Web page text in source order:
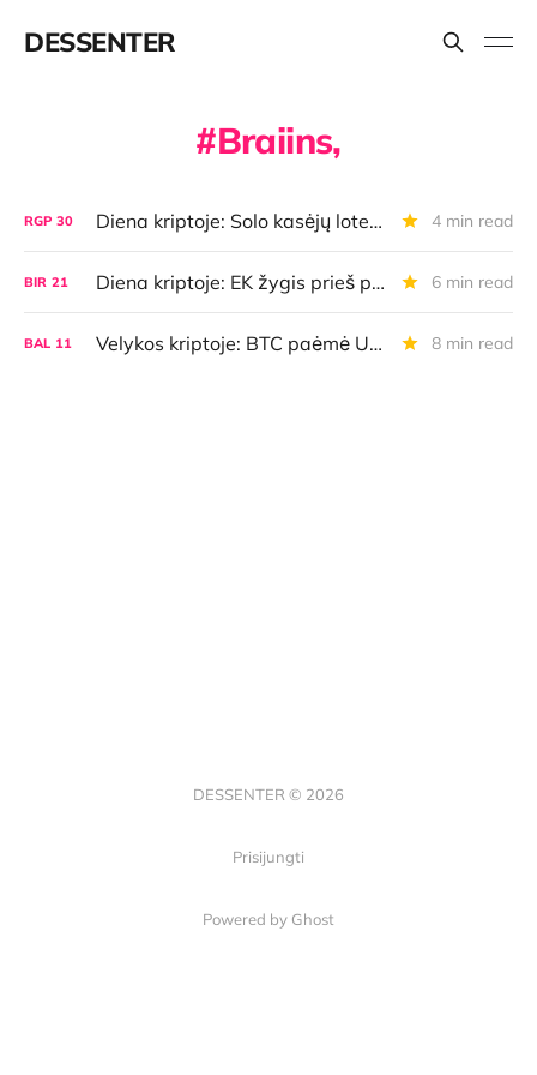
DESSENTER
Braiins,
RGP 30 Diena kriptoje: Solo kasėjų loterijos, "kiaulių skerdimas", Elon Musk DOGE kalbos - tik kvailiams 4 min read
BIR 21 Diena kriptoje: EK žygis prieš privatumą nukeltas, Bitkoinas šildo suomius, spekuliacija dėl "Dell" 6 min read
BAL 11 Velykos kriptoje: BTC paėmė USD 30K, NYT pavogė Bitkoino Velykas, o ECB prezidentė pripažino, kad CBDC bus skirtas ir kontrolei 8 min read
DESSENTER © 2026
Prisijungti
Powered by Ghost